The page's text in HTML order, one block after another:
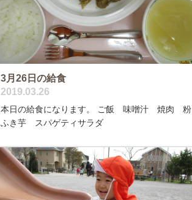
3月26日の給食
2019.03.26
本日の給食になります。 ご飯 味噌汁 焼肉 粉
ふき芋 スパゲティサラダ